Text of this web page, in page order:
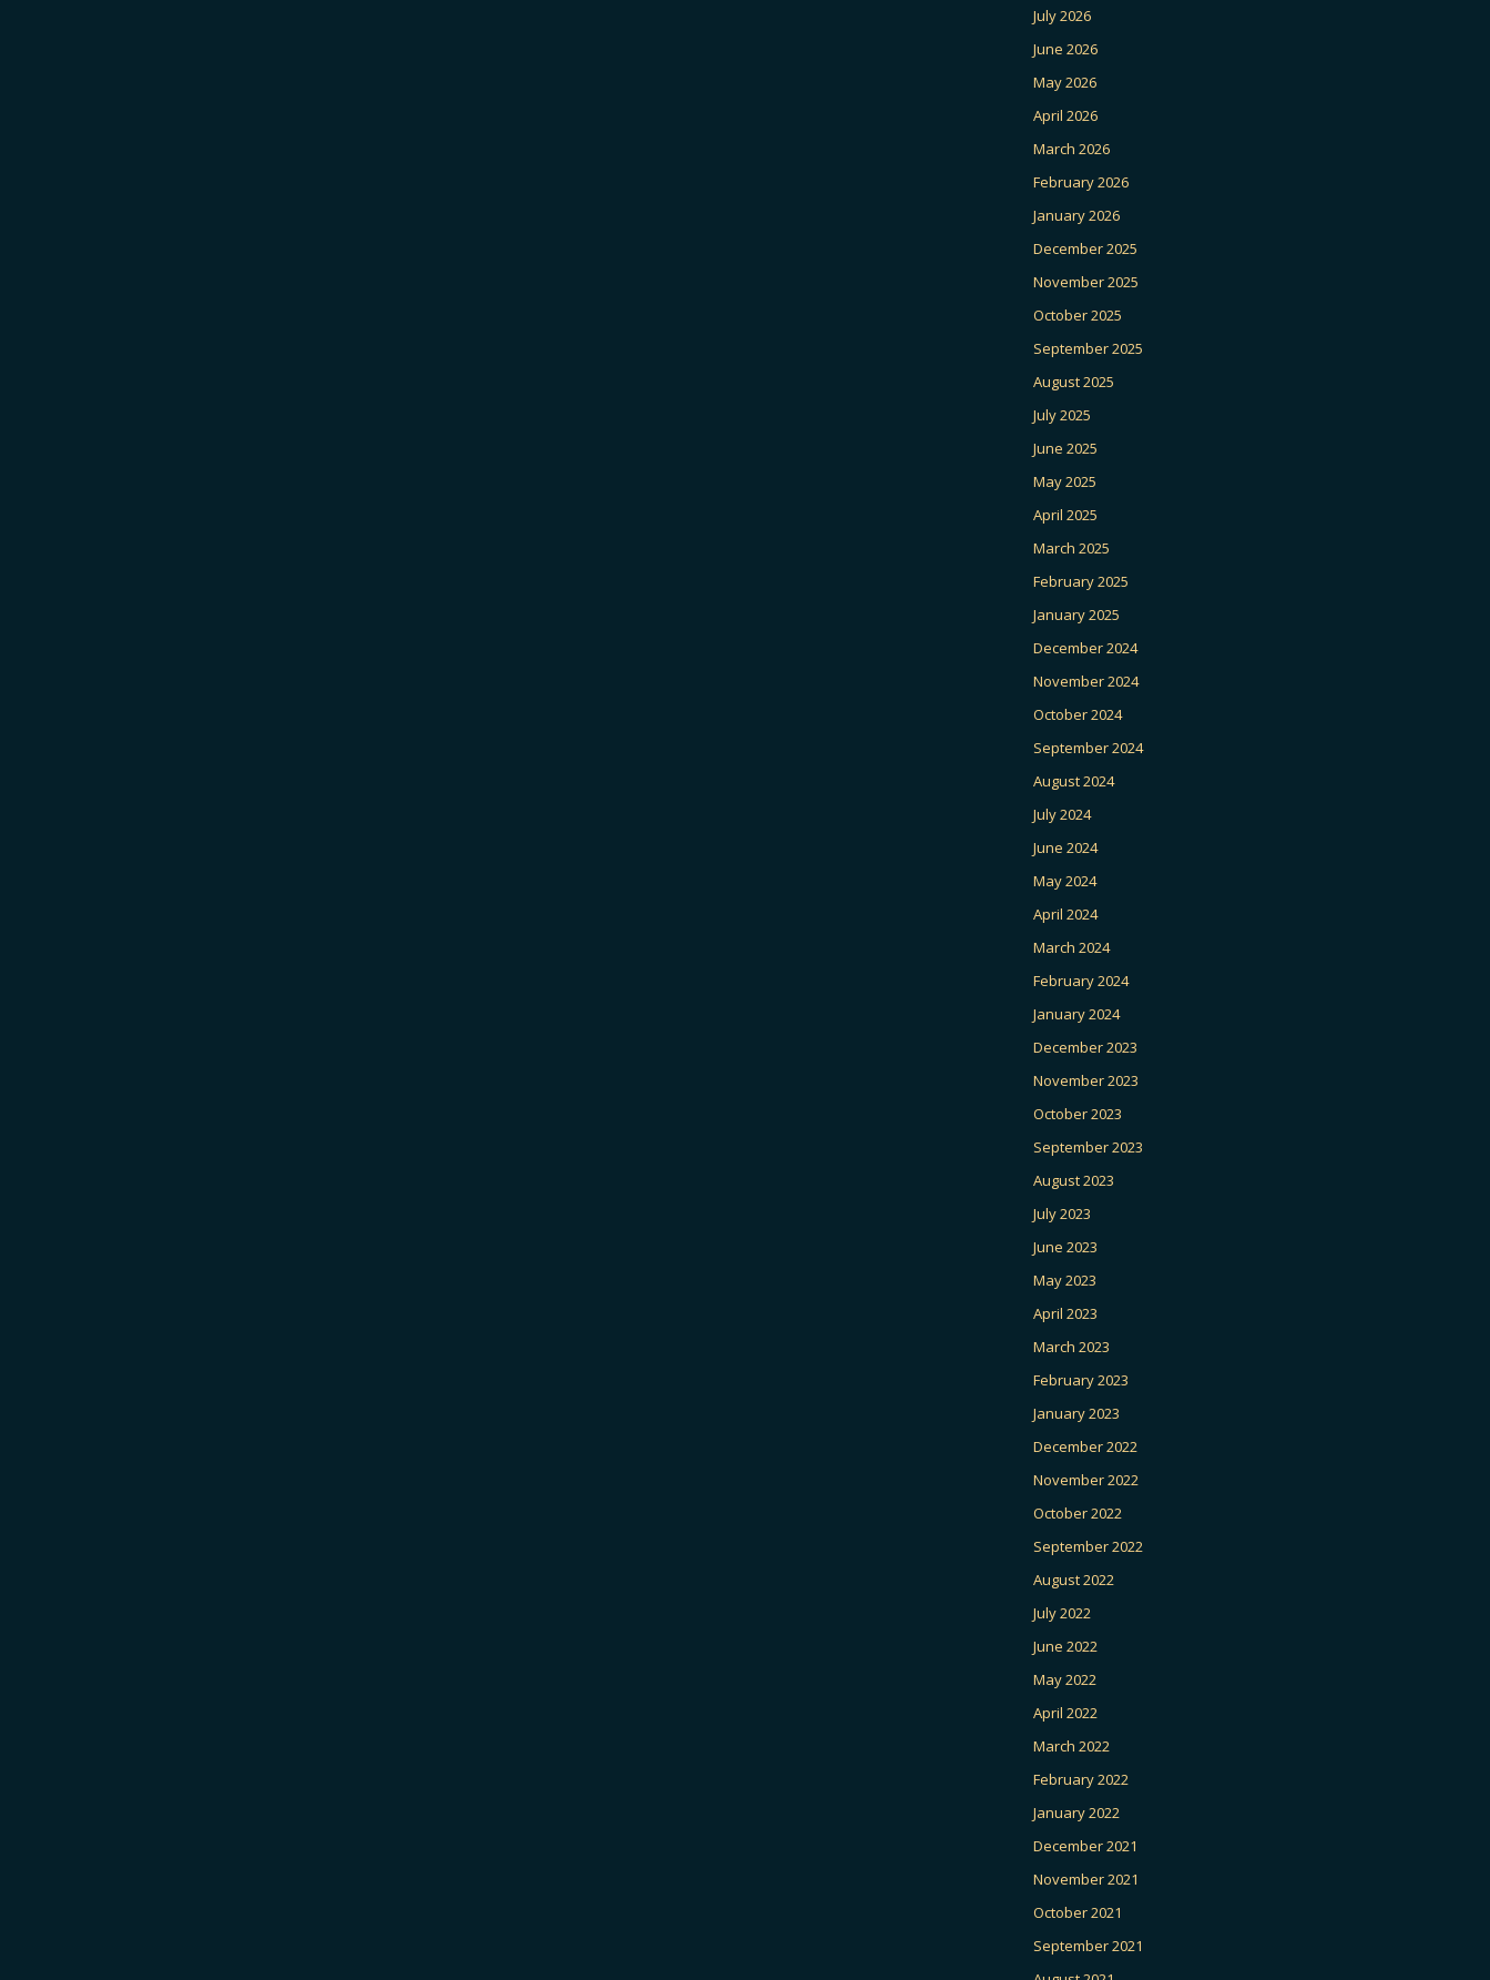
July 2026
June 2026
May 2026
April 2026
March 2026
February 2026
January 2026
December 2025
November 2025
October 2025
September 2025
August 2025
July 2025
June 2025
May 2025
April 2025
March 2025
February 2025
January 2025
December 2024
November 2024
October 2024
September 2024
August 2024
July 2024
June 2024
May 2024
April 2024
March 2024
February 2024
January 2024
December 2023
November 2023
October 2023
September 2023
August 2023
July 2023
June 2023
May 2023
April 2023
March 2023
February 2023
January 2023
December 2022
November 2022
October 2022
September 2022
August 2022
July 2022
June 2022
May 2022
April 2022
March 2022
February 2022
January 2022
December 2021
November 2021
October 2021
September 2021